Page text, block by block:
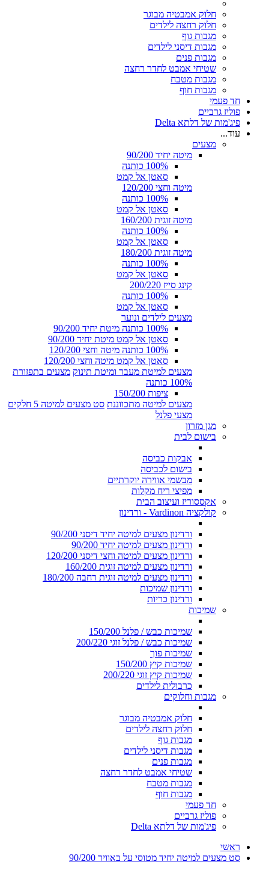
חלוק אמבטיה מבוגר
חלוק רחצה לילדים
מגבות גוף
מגבות דיסני לילדים
מגבות פנים
שטיחי אמבט לחדר רחצה
מגבות מטבח
מגבות חוף
חד פעמי
פוליז גרביים
פיג'מות של דלתא Delta
עוד...
מצעים
מיטה יחיד 90/200
100% כותנה
סאטן אל קמט
מיטה וחצי 120/200
100% כותנה
סאטן אל קמט
מיטה זוגית 160/200
100% כותנה
סאטן אל קמט
מיטה זוגית 180/200
100% כותנה
סאטן אל קמט
קינג סייז 200/220
100% כותנה
סאטן אל קמט
מצעים לילדים ונוער
100% כותנה מיטת יחיד 90/200
סאטן אל קמט מיטת יחיד 90/200
100% כותנה מיטה וחצי 120/200
סאטן אל קמט מיטה וחצי 120/200
מצעים למיטת מעבר ומיטת תינוק מצעים בתפזורת
100% כותנה
ציפות 150/200
מצעים למיטה מתכווננת סט מצעים למיטה 5 חלקים
מצעי פלנל
מגן מזרון
בישום לבית
אבקות כביסה
בישום לכביסה
מבשמי אווירה יוקרתיים
מפיצי ריח מקלות
אקססוריז ועיצוב הבית
קולקציה Vardinon - ורדינון
ורדינון מצעים למיטה יחיד דיסני 90/200
ורדינון מצעים למיטה יחיד 90/200
ורדינון מצעים למיטה וחצי דיסני 120/200
ורדינון מצעים למיטה זוגית 160/200
ורדינון מצעים למיטה זוגית רחבה 180/200
ורדינון שמיכות
ורדינון כריות
שמיכות
שמיכות כבש / פלנל 150/200
שמיכות כבש / פלנל זוגי 200/220
שמיכות פוך
שמיכות קיץ 150/200
שמיכות קיץ זוגי 200/220
כרבולית לילדים
מגבות וחלוקים
חלוק אמבטיה מבוגר
חלוק רחצה לילדים
מגבות גוף
מגבות דיסני לילדים
מגבות פנים
שטיחי אמבט לחדר רחצה
מגבות מטבח
מגבות חוף
חד פעמי
פוליז גרביים
פיג'מות של דלתא Delta
ראשי
סט מצעים למיטה יחיד מטוסי על באוויר 90/200